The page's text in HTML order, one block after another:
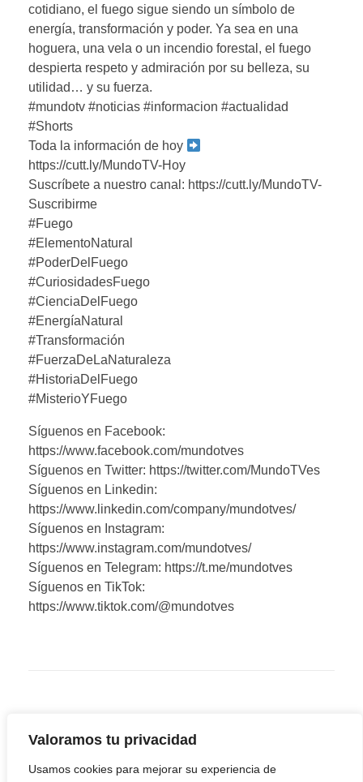
Valoramos tu privacidad
Usamos cookies para mejorar su experiencia de
cotidiano, el fuego sigue siendo un símbolo de
energía, transformación y poder. Ya sea en una
hoguera, una vela o un incendio forestal, el fuego
despierta respeto y admiración por su belleza, su
utilidad… y su fuerza.
#mundotv #noticias #informacion #actualidad
#Shorts
Toda la información de hoy
https://cutt.ly/MundoTV-Hoy
Suscríbete a nuestro canal: https://cutt.ly/MundoTV-
Suscribirme
#Fuego
#ElementoNatural
#PoderDelFuego
#CuriosidadesFuego
#CienciaDelFuego
#EnergíaNatural
#Transformación
#FuerzaDeLaNaturaleza
#HistoriaDelFuego
#MisterioYFuego
Síguenos en Facebook:
https://www.facebook.com/mundotves
Síguenos en Twitter: https://twitter.com/MundoTVes
Síguenos en Linkedin:
https://www.linkedin.com/company/mundotves/
Síguenos en Instagram:
https://www.instagram.com/mundotves/
Síguenos en Telegram: https://t.me/mundotves
Síguenos en TikTok:
https://www.tiktok.com/@mundotves